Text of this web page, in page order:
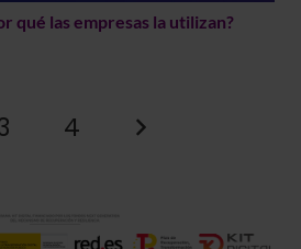
qué las empresas la utilizan?
4